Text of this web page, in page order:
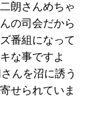
朗さんめちゃ
の司会だから
番組になって
な事ですよ
んを沼に誘う
せられていま